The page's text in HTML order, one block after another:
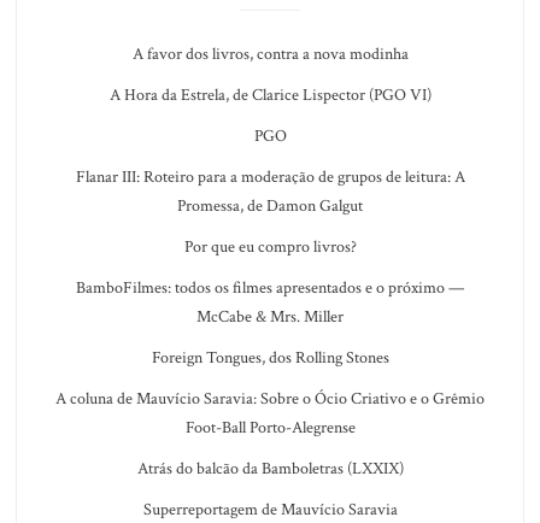
A favor dos livros, contra a nova modinha
A Hora da Estrela, de Clarice Lispector (PGO VI)
PGO
Flanar III: Roteiro para a moderação de grupos de leitura: A
Promessa, de Damon Galgut
Por que eu compro livros?
BamboFilmes: todos os filmes apresentados e o próximo —
McCabe & Mrs. Miller
Foreign Tongues, dos Rolling Stones
A coluna de Mauvício Saravia: Sobre o Ócio Criativo e o Grêmio
Foot-Ball Porto-Alegrense
Atrás do balcão da Bamboletras (LXXIX)
Superreportagem de Mauvício Saravia